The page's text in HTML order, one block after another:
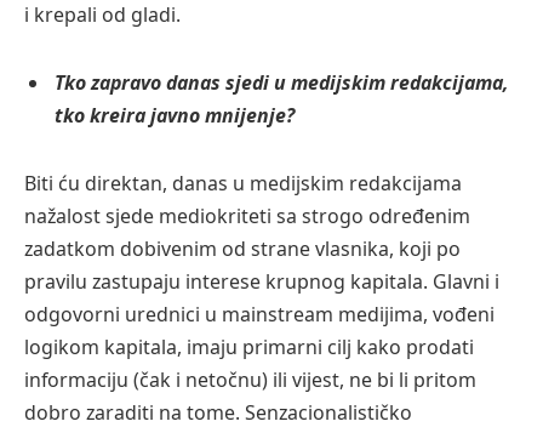
i krepali od gladi.
Tko zapravo danas sjedi u medijskim redakcijama,
tko kreira javno mnijenje?
Biti ću direktan, danas u medijskim redakcijama
nažalost sjede mediokriteti sa strogo određenim
zadatkom dobivenim od strane vlasnika, koji po
pravilu zastupaju interese krupnog kapitala. Glavni i
odgovorni urednici u mainstream medijima, vođeni
logikom kapitala, imaju primarni cilj kako prodati
informaciju (čak i netočnu) ili vijest, ne bi li pritom
dobro zaraditi na tome. Senzacionalističko